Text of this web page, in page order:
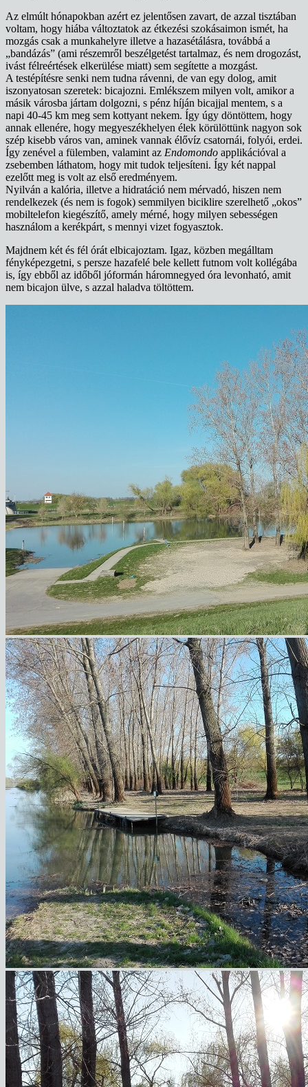
Az elmúlt hónapokban azért ez jelentősen zavart, de azzal tisztában
voltam, hogy hiába változtatok az étkezési szokásaimon ismét, ha
mozgás csak a munkahelyre illetve a hazasétálásra, továbbá a
„bandázás” (ami részemről beszélgetést tartalmaz, és nem drogozást,
ivást félreértések elkerülése miatt) sem segítette a mozgást.
A testépítésre senki nem tudna rávenni, de van egy dolog, amit
iszonyatosan szeretek: bicajozni. Emlékszem milyen volt, amikor a
másik városba jártam dolgozni, s pénz híján bicajjal mentem, s a
napi 40-45 km meg sem kottyant nekem. Így úgy döntöttem, hogy
annak ellenére, hogy megyeszékhelyen élek körülöttünk nagyon sok
szép kisebb város van, aminek vannak élővíz csatornái, folyói, erdei.
Így zenével a fülemben, valamint az Endomondo applikációval a
zsebemben láthatom, hogy mit tudok teljesíteni. Így két nappal
ezelőtt meg is volt az első eredményem.
Nyilván a kalória, illetve a hidratáció nem mérvadó, hiszen nem
rendelkezek (és nem is fogok) semmilyen biciklire szerelhető „okos”
mobiltelefon kiegészítő, amely mérné, hogy milyen sebességen
használom a kerékpárt, s mennyi vizet fogyasztok.
Majdnem két és fél órát elbicajoztam. Igaz, közben megálltam
fényképezgetni, s persze hazafelé bele kellett futnom volt kollégába
is, így ebből az időből jóformán háromnegyed óra levonható, amit
nem bicajon ülve, s azzal haladva töltöttem.